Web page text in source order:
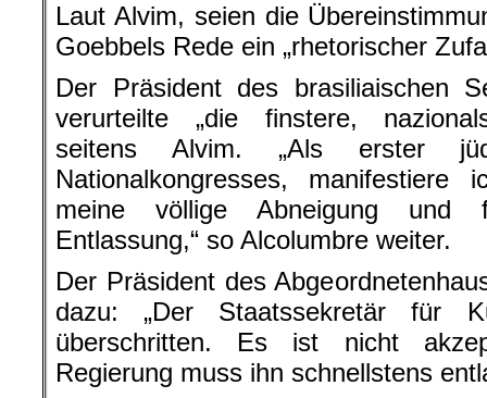
Laut Alvim, seien die
Goebbels Rede ein „rhetorischer
Der Präsident des brasiliaischen
verurteilte „die finstere,
seitens Alvim. „Als erster
Nationalkongresses,
meine völlige Abneigung und
Entlassung,“ so Alcolumbre weiter.
Der Präsident des
dazu: „Der Staatssekretär für
überschritten. Es ist nicht
Regierung muss ihn schnellstens